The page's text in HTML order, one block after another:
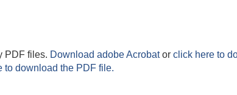
PDF files. Download adobe Acrobator click here to
to download the PDF file.